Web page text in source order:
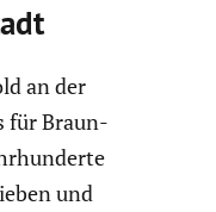
an der
für Braun­
und